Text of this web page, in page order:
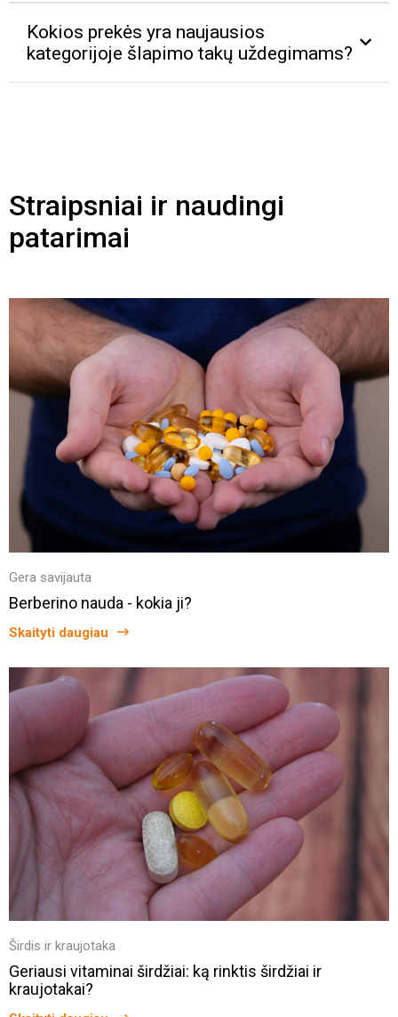
Kokios prekės yra naujausios
kategorijoje šlapimo takų uždegimams?
Straipsniai ir naudingi
patarimai
Gera savijauta
Berberino nauda - kokia ji?
Skaityti daugiau
Širdis ir kraujotaka
Geriausi vitaminai širdžiai: ką rinktis širdžiai ir
kraujotakai?